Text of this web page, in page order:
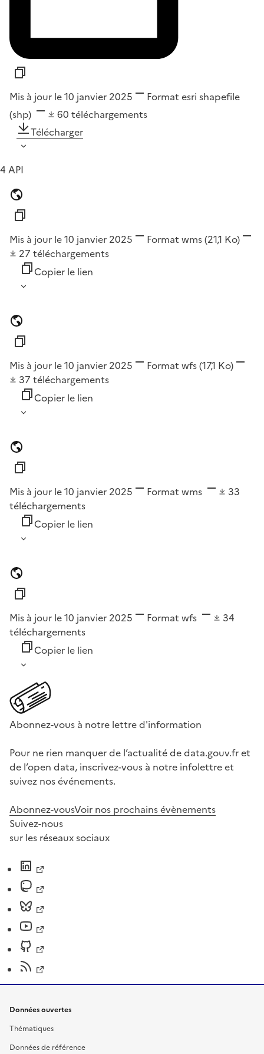
Mis à jour le 10 janvier 2025 Format esri shapefile
(shp)
60 téléchargements
Télécharger
4 API
Mis à jour le 10 janvier 2025 Format wms(21,1 Ko)
27 téléchargements
Copier le lien
Mis à jour le 10 janvier 2025 Format wfs(17,1 Ko)
37 téléchargements
Copier le lien
Mis à jour le 10 janvier 2025 Format wms
33
téléchargements
Copier le lien
Mis à jour le 10 janvier 2025 Format wfs
34
téléchargements
Copier le lien
Abonnez-vous à notre lettre d'information
Pour ne rien manquer de l’actualité de data.gouv.fr et
de l’open data, inscrivez-vous à notre infolettre et
suivez nos événements.
Abonnez-vousVoir nos prochains évènements
Suivez-nous
sur les réseaux sociaux
Données ouvertes
Thématiques
Données de référence